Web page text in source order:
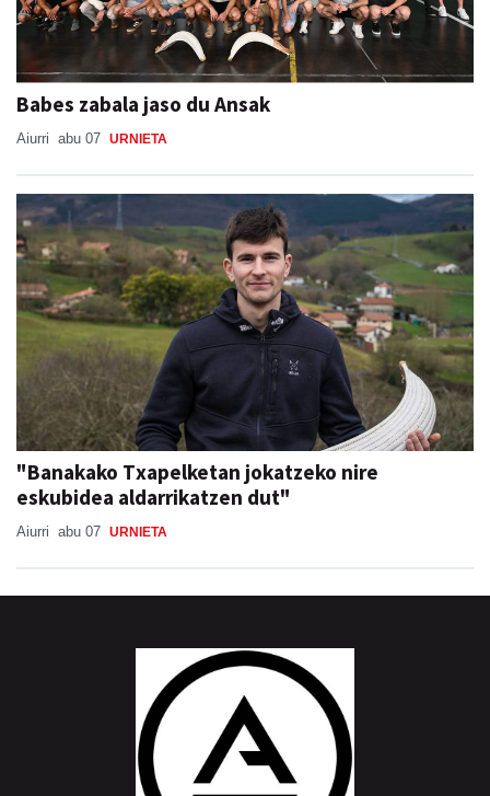
Babes zabala jaso du Ansak
Aiurri abu 07 URNIETA
"Banakako Txapelketan jokatzeko nire
eskubidea aldarrikatzen dut"
Aiurri abu 07 URNIETA